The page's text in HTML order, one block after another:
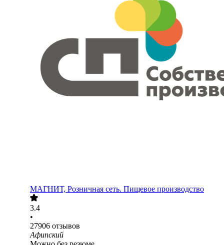
МАГНИТ, Розничная сеть. Пищевое производство
3.4
•
27906 отзывов
Афипский